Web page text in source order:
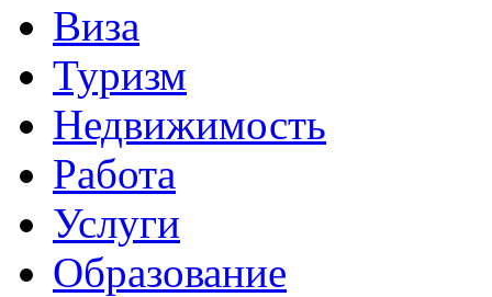
Виза
Туризм
Недвижимость
Работа
Услуги
Образование